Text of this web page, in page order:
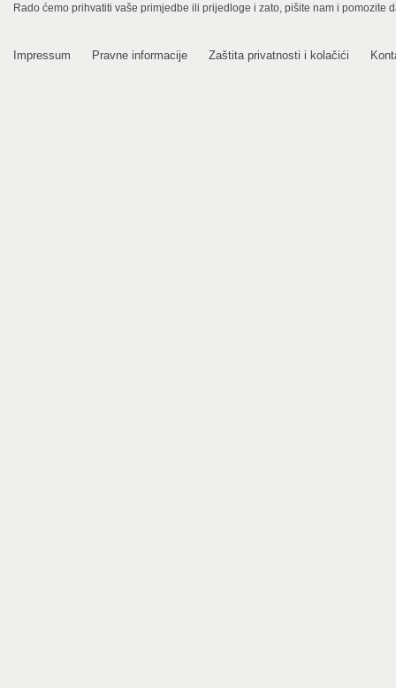
Rado ćemo prihvatiti vaše primjedbe ili prijedloge i zato, pišite nam i pomozite
Impressum Pravne informacije Zaštita privatnosti i kolačići